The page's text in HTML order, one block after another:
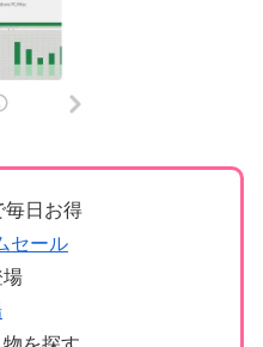
毎日お得
セール
場